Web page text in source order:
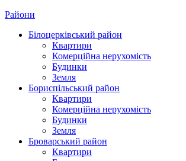
Райони
Білоцерківський район
Квартири
Комерційна нерухомість
Будинки
Земля
Бориспільський район
Квартири
Комерційна нерухомість
Будинки
Земля
Броварський район
Квартири